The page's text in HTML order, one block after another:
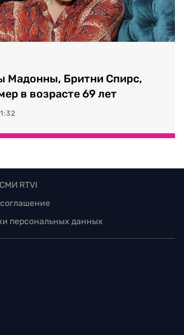
Мадонны, Бритни Спирс,
в возрасте 69 лет
RTVI
персональных данных